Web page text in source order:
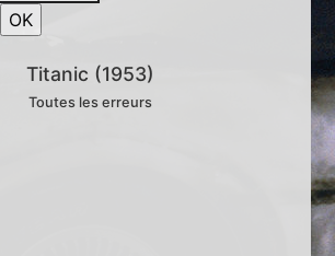
Titanic (1953)
Toutes les erreurs